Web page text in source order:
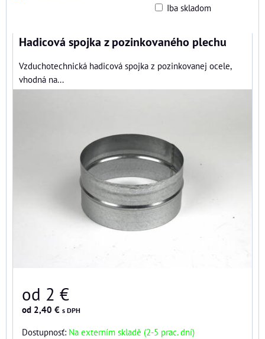
Iba skladom
Hadicová spojka z pozinkovaného plechu
Vzduchotechnická hadicová spojka z pozinkovanej ocele,
vhodná na...
od 2 €
od 2,40 € s DPH
Dostupnosť: Na externím skladě (2-5 prac. dní)